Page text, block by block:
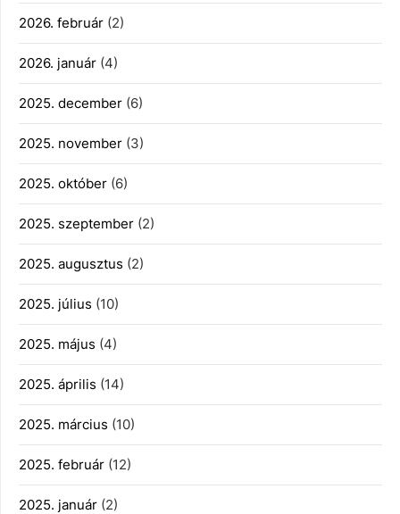
2026. február (2)
2026. január (4)
2025. december (6)
2025. november (3)
2025. október (6)
2025. szeptember (2)
2025. augusztus (2)
2025. július (10)
2025. május (4)
2025. április (14)
2025. március (10)
2025. február (12)
2025. január (2)